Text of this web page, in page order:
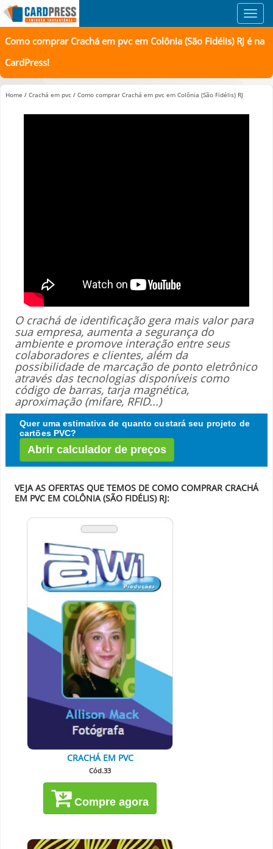
Como comprar Crachá em pvc em Colônia (São Fidélis) RJ é na
CardPress!
Home / Crachá em pvc / Como comprar Crachá em pvc em Colônia (São Fidélis) RJ
O crachá de identificação gera mais valor para
sua empresa, aumenta a segurança do
ambiente e promove interação entre seus
colaboradores e clientes, além da
possibilidade de marcação de ponto eletrônico
através das tecnologias disponíveis como
código de barras, tarja magnética,
aproximação (mifare, RFID...)
Quer uma estimativa de quanto custará seu projeto de
cartões PVC?
Abrir calculador de preços
VEJA AS OFERTAS QUE TEMOS DE COMO COMPRAR CRACHÁ
EM PVC EM COLÔNIA (SÃO FIDÉLIS) RJ:
CRACHÁ EM PVC
Cód.33
Compre agora